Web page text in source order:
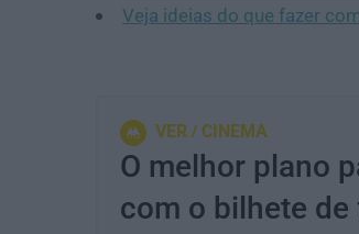
Veja ideias do que fazer
VER CINEMA
O melhor plano
com o bilhete de